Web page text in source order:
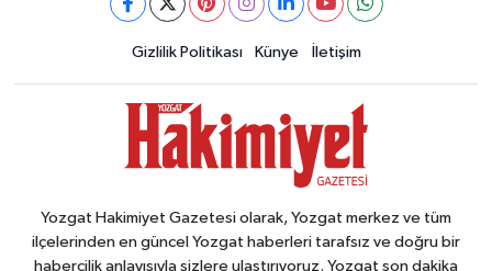
Gizlilik Politikası Künye İletişim
Yozgat Hakimiyet Gazetesi olarak, Yozgat merkez ve tüm
ilçelerinden en güncel Yozgat haberleri tarafsız ve doğru bir
habercilik anlayışıyla sizlere ulaştırıyoruz. Yozgat son dakika